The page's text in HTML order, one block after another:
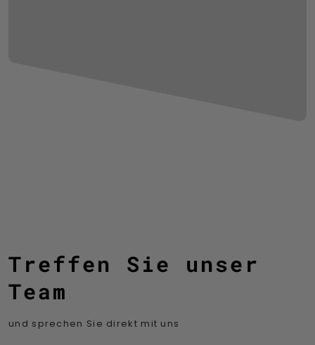
Treffen Sie unser
Team
und sprechen Sie direkt mit uns